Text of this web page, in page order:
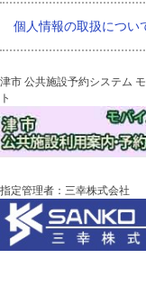
個人情報の取扱につい
津市 公共施設予約システム
ト
指定管理者：三幸株式会社